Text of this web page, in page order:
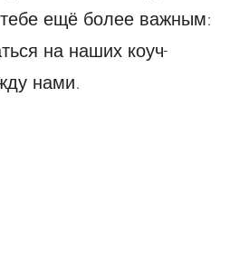
ещё более важным:
на наших коуч-
нами.